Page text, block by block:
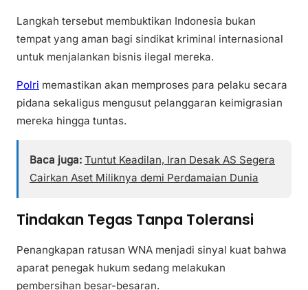
Langkah tersebut membuktikan Indonesia bukan
tempat yang aman bagi sindikat kriminal internasional
untuk menjalankan bisnis ilegal mereka.
Polri memastikan akan memproses para pelaku secara
pidana sekaligus mengusut pelanggaran keimigrasian
mereka hingga tuntas.
Baca juga: Tuntut Keadilan, Iran Desak AS Segera
Cairkan Aset Miliknya demi Perdamaian Dunia
Tindakan Tegas Tanpa Toleransi
Penangkapan ratusan WNA menjadi sinyal kuat bahwa
aparat penegak hukum sedang melakukan
pembersihan besar-besaran.